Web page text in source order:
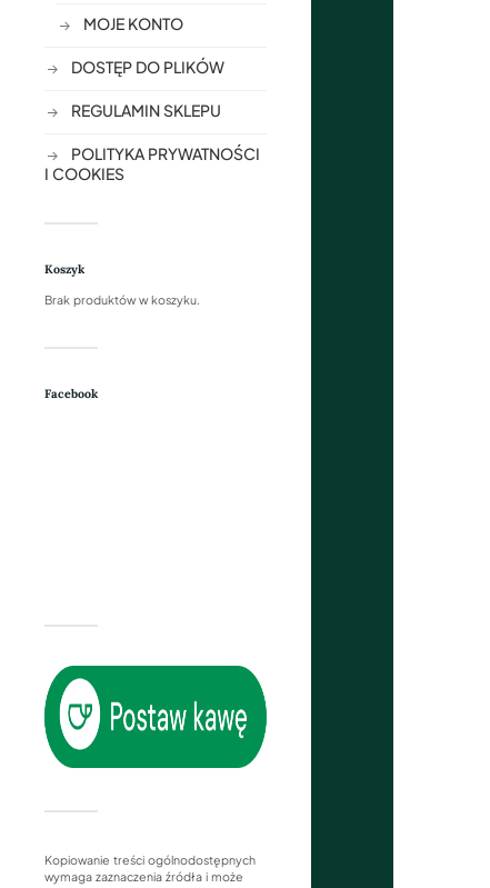
MOJE KONTO
DOSTĘP DO PLIKÓW
REGULAMIN SKLEPU
POLITYKA PRYWATNOŚCI
I COOKIES
Koszyk
Brak produktów w koszyku.
Facebook
Kopiowanie treści ogólnodostępnych
wymaga zaznaczenia źródła i może